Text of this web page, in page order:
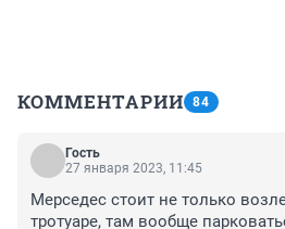
КОММЕНТАРИИ 84
Гость
27 января 2023, 11:45
Мерседес стоит не только
тротуаре, там вообще